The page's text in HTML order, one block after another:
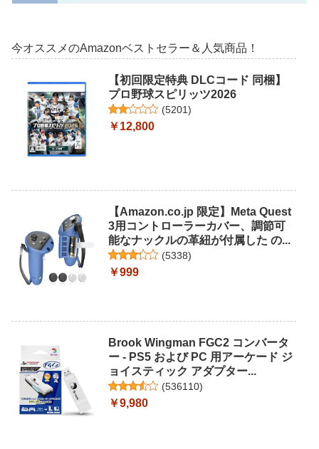
今オススメのAmazonベストセラー＆人気商品！
【初回限定特典 DLCコード 同梱】
プロ野球スピリッツ2026
(5201)
￥12,800
【Amazon.co.jp 限定】Meta Quest
3用コントローラーカバー、調節可
能なナックルの革紐が付属した の...
(5338)
￥999
Brook Wingman FGC2 コンバータ
ー - PS5 および PC 用アーケード ジ
ョイスティック アダプター...
(536110)
￥9,980